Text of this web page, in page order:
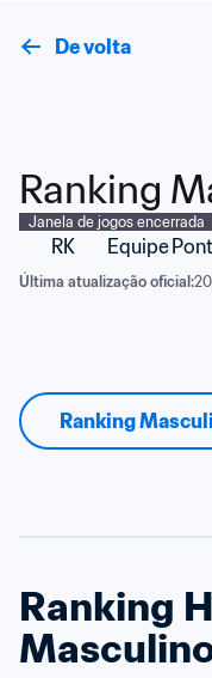
De volta
Ranking
Janela de jogos encerrada
RK Equipe
Última atualização oficial:
Ranking
Ranking